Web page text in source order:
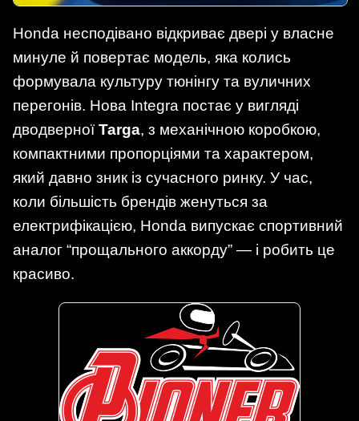
Honda несподівано відкриває двері у власне
минуле й повертає модель, яка колись
формувала культуру тюнінгу та вуличних
перегонів. Нова Integra постає у вигляді
дводверноїTarga, з механічною коробкою,
компактними пропорціями та характером,
який давно зник із сучасного ринку. У час,
коли більшість брендів женуться за
електрифікацією, Honda випускає спортивний
аналог “прощального аккорду” — і робить це
красиво.